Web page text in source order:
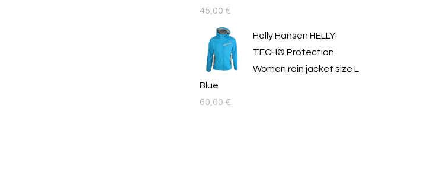
45,00 €
Helly Hansen HELLY
TECH® Protection
Women rain jacket size L
Blue
60,00 €